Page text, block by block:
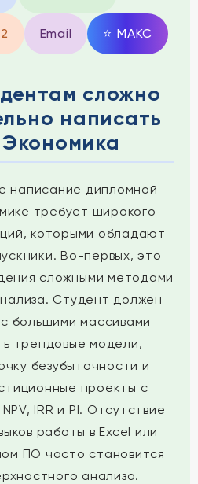
Email ⭐ MAКС
сложно
написать
написание дипломной
требует широкого
которыми обладают
Во-первых, это
сложными методами
Студент должен
большими массивами
трендовые модели,
безубыточности и
проекты с
IRR и PI. Отсутствие
работы в Excel или
ПО часто становится
анализа.